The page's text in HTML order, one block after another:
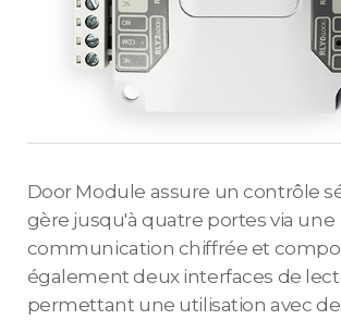
Door Module assure un contrôle
gère jusqu'à quatre portes via une
communication chiffrée et
également deux interfaces de
permettant une utilisation avec